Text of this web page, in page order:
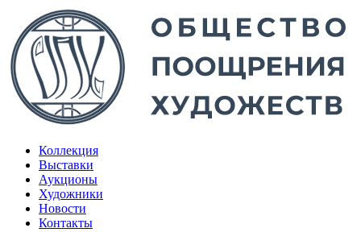
Коллекция
Выставки
Аукционы
Художники
Новости
Контакты